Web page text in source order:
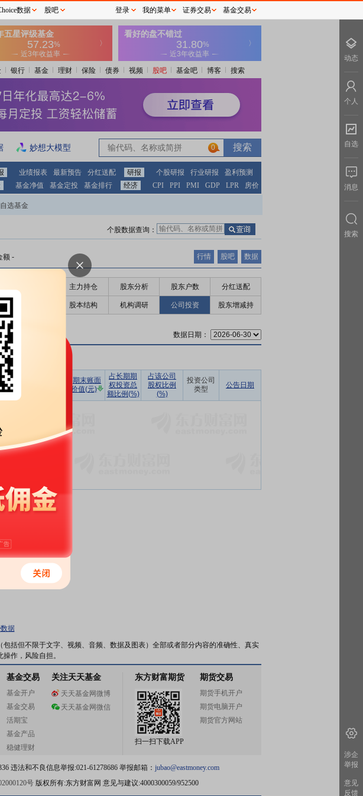
银行 基金 理财 保险 债券 视频 股吧 基金吧 博客 搜索
妙想大模型 0
业绩报表 最新预告 分红送配 研报 个股研报 行业研报
盈利预测
基金净值 基金定投 基金排行 经济 CPI PPI PMI GDP LPR 房价
自选基金
个股数据查询：
额 - 行情 股吧 数据
主力持仓 股东分析 股东户数 分红送配
股本结构 机构调研 公司投资 股东增减持
数据日期：
期初余额
(元)
期末账面
价值(元)
占长期期
权投资总
额比例(%)
占该公司
股权比例
(%)
投资公司
类型
公告日期
无数据
据
括但不限于文字、视频、音频、数据及图表）全部或者部分内容的准确性、真实
作，风险自担。
基金交易
基金开户
基金交易
活期宝
基金产品
稳健理财
关注天天基金
天天基金网微博
天天基金网微信
东方财富期货
扫一扫下载APP
期货交易
期货手机开户
期货电脑开户
期货官方网站
违法和不良信息举报:021-61278686 举报邮箱： jubao@eastmoney.com
号版权所有:东方财富网 意见与建议:4000300059/952500
数据 股吧 登录 我的菜单 证券交易 基金交易
动态
个人
自选
消息
搜索
涉企
举报
意见
反馈